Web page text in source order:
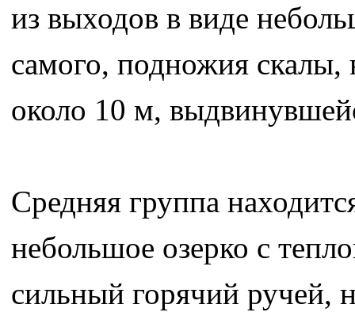
из выходов в виде
самого, подножия скалы,
около 10 м,
Средняя группа
небольшое озерко с
сильный горячий ручей,